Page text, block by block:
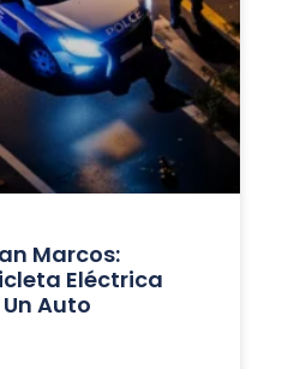
Marcos:
Eléctrica
Auto